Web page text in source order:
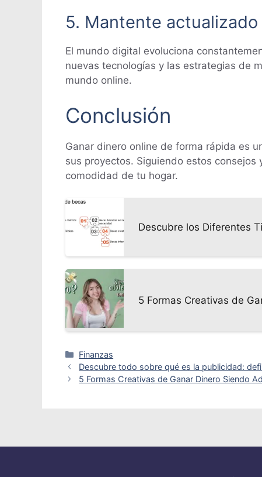
5. Mantente
El mundo digital evoluciona
nuevas tecnologías y las estrategias de
mundo online.
Conclusión
Ganar dinero online de forma rápida es
sus proyectos. Siguiendo estos
comodidad de tu hogar.
Descubre los Diferentes
5 Formas Creativas de
Categorías
Finanzas
Descubre todo sobre qué es la publicidad:
5 Formas Creativas de Ganar Dinero Siendo